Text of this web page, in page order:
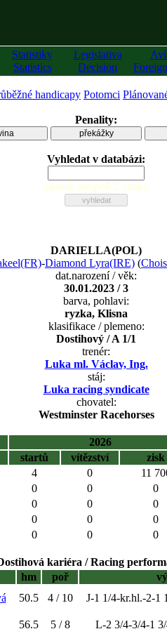
Statistiky
Statistics
Legislativa
Decision
handicapy Potomci
Penality:
překážky
Vyhledat v databázi:
zadejte alespoň 2 znaky
DARIELLA(POL)
-Diamond Lyra(IRE) (
dat.narození / věk:
30.01.2023 / 3
barva, pohlavi:
ryzka, Klisna
klasifikace / plemeno:
Dostihový / A 1/1
trenér:
Luka ml. Václav, Ing.
stáj:
Luka racing syndicate
chovatel:
Westminster Racehorses
2026
startů vítězství zisk
4 0 11
0 0 0
0 0 0
0 0 0
0 0 0
kariéra / Racing
hm poř
50.5 4 / 10 J-1 1/4-kr.hl.-2-1
56.5 5 / 8 L-2 3/4-3/4-1